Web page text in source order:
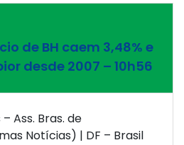
de BH caem 3,48% e
desde 2007 – 10h56
Ass. Bras. de
Notícias) | DF – Brasil